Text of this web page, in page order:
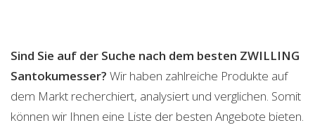
Sind Sie auf der Suche nach dem besten ZWILLING
Santokumesser? Wir haben zahlreiche Produkte auf
dem Markt recherchiert, analysiert und verglichen. Somit
können wir Ihnen eine Liste der besten Angebote bieten.